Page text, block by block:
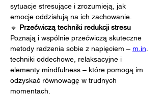
sytuacje stresujące i zrozumieją, jak
emocje oddziałują na ich zachowanie.
🔹 Przećwiczą techniki redukcji stresu
Poznają i wspólnie przećwiczą skuteczne
metody radzenia sobie z napięciem – m.in
techniki oddechowe, relaksacyjne i
elementy mindfulness – które pomogą im
odzyskać równowagę w trudnych
momentach.